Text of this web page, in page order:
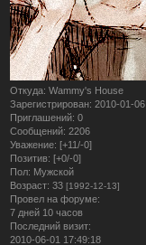
Откуда: Wammy's House
Зарегистрирован: 2010-01-06
Приглашений: 0
Сообщений: 2206
Уважение: [+11/-0]
Позитив: [+0/-0]
Пол: Мужской
Возраст: 33 [1992-12-13]
Провел на форуме:
7 дней 10 часов
Последний визит:
2010-06-01 17:49:18